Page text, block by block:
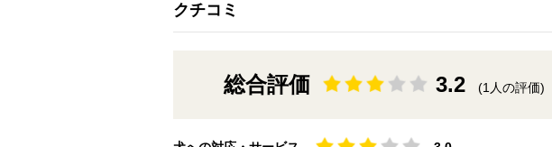
クチコミ
総合評価 3.2 (1人の評価)